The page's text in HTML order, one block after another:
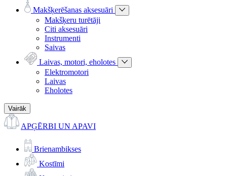
Makšķerēšanas aksesuāri
Makšķeru turētāji
Citi aksesuāri
Instrumenti
Saivas
Laivas, motori, eholotes
Elektromotori
Laivas
Eholotes
Vairāk
APĢĒRBI UN APAVI
Brienambikses
Kostīmi